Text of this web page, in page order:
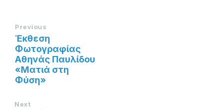
Previous
Έκθεση
Φωτογραφίας
Αθηνάς Παυλίδου
«Ματιά στη
Φύση»
Next